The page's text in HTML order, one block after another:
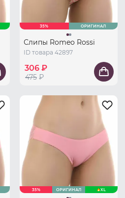
35% ОРИГИНАЛ
Слипы Romeo Rossi
ID товара 42897
306 ₽
475 ₽
35% ОРИГИНАЛ XL